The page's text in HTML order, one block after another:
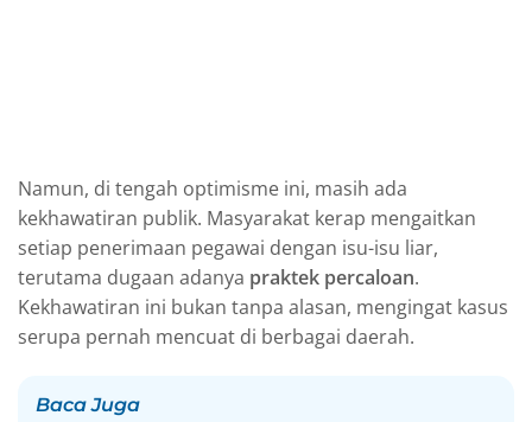
Namun, di tengah optimisme ini, masih ada
kekhawatiran publik. Masyarakat kerap mengaitkan
setiap penerimaan pegawai dengan isu-isu liar,
terutama dugaan adanya praktek percaloan.
Kekhawatiran ini bukan tanpa alasan, mengingat kasus
serupa pernah mencuat di berbagai daerah.
Baca Juga